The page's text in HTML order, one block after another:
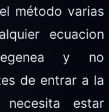
método varias
ecuacion
y no
de entrar a la
estar